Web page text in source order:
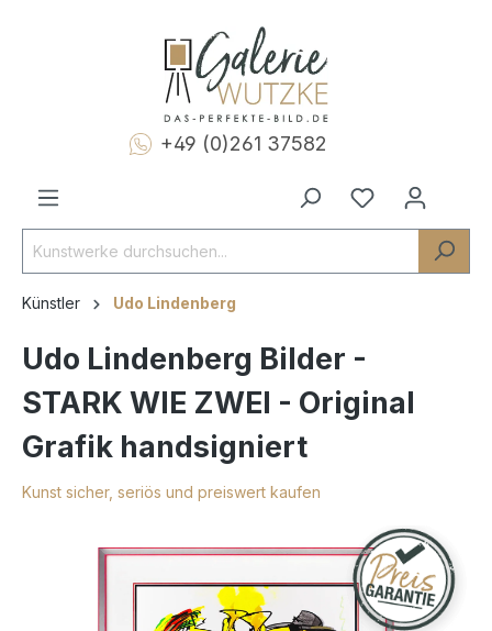
+49 (0)261 37582
Künstler Udo Lindenberg
Udo Lindenberg Bilder -
STARK WIE ZWEI - Original
Grafik handsigniert
Kunst sicher, seriös und preiswert kaufen